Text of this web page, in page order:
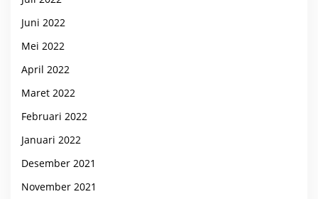
Juni 2022
Mei 2022
April 2022
Maret 2022
Februari 2022
Januari 2022
Desember 2021
November 2021